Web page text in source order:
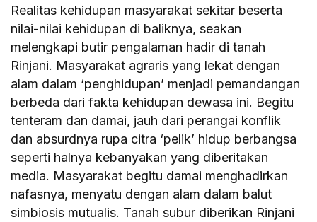
Realitas kehidupan masyarakat sekitar beserta
nilai-nilai kehidupan di baliknya, seakan
melengkapi butir pengalaman hadir di tanah
Rinjani. Masyarakat agraris yang lekat dengan
alam dalam ‘penghidupan’ menjadi pemandangan
berbeda dari fakta kehidupan dewasa ini. Begitu
tenteram dan damai, jauh dari perangai konflik
dan absurdnya rupa citra ‘pelik’ hidup berbangsa
seperti halnya kebanyakan yang diberitakan
media. Masyarakat begitu damai menghadirkan
nafasnya, menyatu dengan alam dalam balut
simbiosis mutualis. Tanah subur diberikan Rinjani